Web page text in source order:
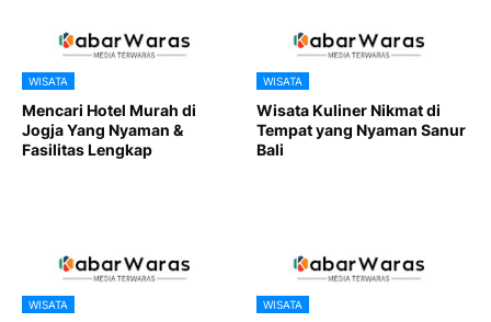
WISATA
Mencari Hotel Murah di
Jogja Yang Nyaman &
Fasilitas Lengkap
WISATA
Wisata Kuliner Nikmat di
Tempat yang Nyaman Sanur
Bali
WISATA WISATA